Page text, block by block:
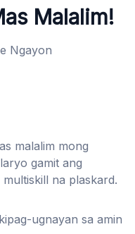
Malalim!
Ngayon
malalim mong
gamit ang
na plaskard.
ugnayan sa amin